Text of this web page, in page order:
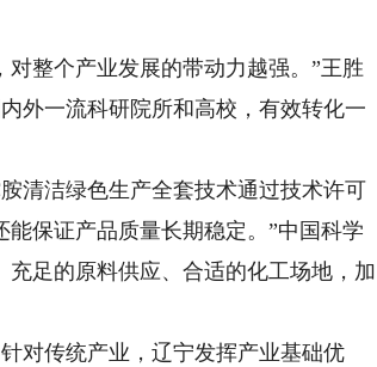
整个产业发展的带动力越强。”王胜
外一流科研院所和高校，有效转化一
洁绿色生产全套技术通过技术许可
保证产品质量长期稳定。”中国科学
足的原料供应、合适的化工场地，加
传统产业，辽宁发挥产业基础优